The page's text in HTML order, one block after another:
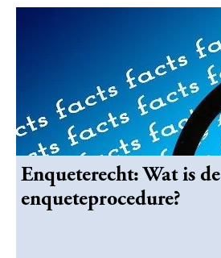
Enqueterecht: Wat is de
enqueteprocedure?